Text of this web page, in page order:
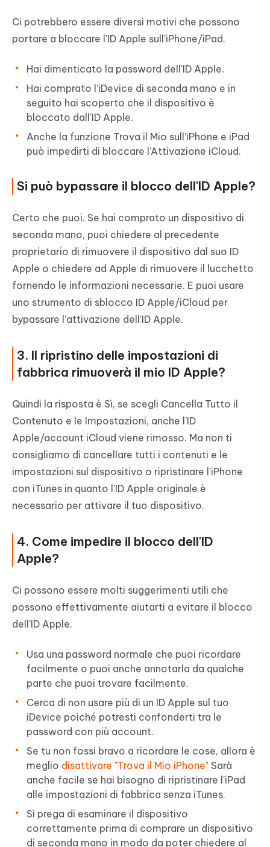
Ci potrebbero essere diversi motivi che possono
portare a bloccare l'ID Apple sull'iPhone/iPad.
Hai dimenticato la password dell'ID Apple.
Hai comprato l'iDevice di seconda mano e in
seguito hai scoperto che il dispositivo è
bloccato dall'ID Apple.
Anche la funzione Trova il Mio sull'iPhone e iPad
può impedirti di bloccare l'Attivazione iCloud.
Si può bypassare il blocco dell'ID Apple?
Certo che puoi. Se hai comprato un dispositivo di
seconda mano, puoi chiedere al precedente
proprietario di rimuovere il dispositivo dal suo ID
Apple o chiedere ad Apple di rimuovere il lucchetto
fornendo le informazioni necessarie. E puoi usare
uno strumento di sblocco ID Apple/iCloud per
bypassare l'attivazione dell'ID Apple.
3. Il ripristino delle impostazioni di
fabbrica rimuoverà il mio ID Apple?
Quindi la risposta è Sì, se scegli Cancella Tutto il
Contenuto e le Impostazioni, anche l'ID
Apple/account iCloud viene rimosso. Ma non ti
consigliamo di cancellare tutti i contenuti e le
impostazioni sul dispositivo o ripristinare l'iPhone
con iTunes in quanto l'ID Apple originale è
necessario per attivare il tuo dispositivo.
4. Come impedire il blocco dell'ID
Apple?
Ci possono essere molti suggerimenti utili che
possono effettivamente aiutarti a evitare il blocco
dell'ID Apple.
Usa una password normale che puoi ricordare
facilmente o puoi anche annotarla da qualche
parte che puoi trovare facilmente.
Cerca di non usare più di un ID Apple sul tuo
iDevice poiché potresti confonderti tra le
password con più account.
Se tu non fossi bravo a ricordare le cose, allora è
meglio disattivare "Trova il Mio iPhone" Sarà
anche facile se hai bisogno di ripristinare l'iPad
alle impostazioni di fabbrica senza iTunes.
Si prega di esaminare il dispositivo
correttamente prima di comprare un dispositivo
di seconda mano in modo da poter chiedere al